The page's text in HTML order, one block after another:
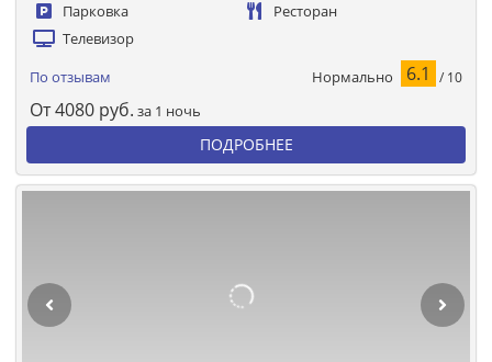
Парковка
Ресторан
Телевизор
По отзывам Нормально 6.1 / 10
От4080 руб. за 1 ночь
ПОДРОБНЕЕ